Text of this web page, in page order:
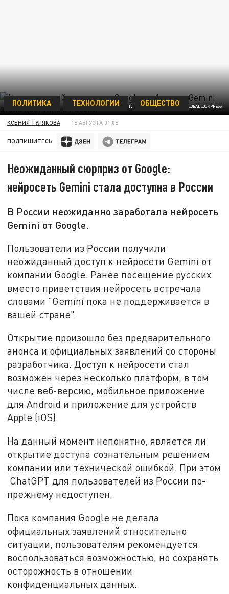
ФОТО: CFOTO/KEYSTONE PRESS AGENCY/GLOBALLOOKPRESS
ПОЛИТИКА ТЕХНОЛОГИИ ОБЩЕСТВО
КСЕНИЯ ТУЛЯКОВА 16 АВГУСТА 01:06
ПОДПИШИТЕСЬ:
Неожиданный сюрприз от Google:
нейросеть Gemini стала доступна в России
В России неожиданно заработала нейросеть
Gemini от Google.
Пользователи из России получили
неожиданный доступ к нейросети Gemini от
компании Google. Ранее посещение русских
вместо приветствия нейросеть встречала
словами "Gemini пока не поддерживается в
вашей стране".
Открытие произошло без предварительного
анонса и официальных заявлений со стороны
разработчика. Доступ к нейросети стал
возможен через несколько платформ, в том
числе веб-версию, мобильное приложение
для Android и приложение для устройств
Apple (iOS).
На данный момент непонятно, является ли
открытие доступа сознательным решением
компании или технической ошибкой. При этом
ChatGPT для пользователей из России по-
прежнему недоступен.
Пока компания Google не делала
официальных заявлений относительно
ситуации, пользователям рекомендуется
воспользоваться возможностью, но сохранять
осторожность в отношении
конфиденциальных данных.